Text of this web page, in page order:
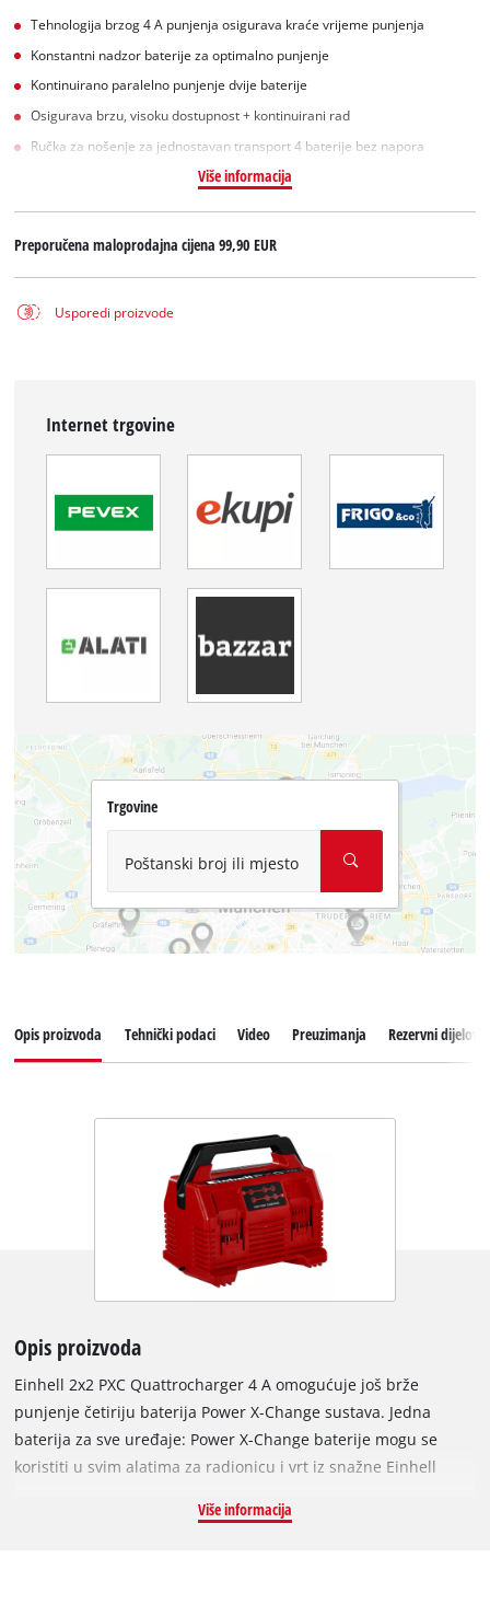
Tehnologija brzog 4 A punjenja osigurava kraće vrijeme punjenja
Konstantni nadzor baterije za optimalno punjenje
Kontinuirano paralelno punjenje dvije baterije
Osigurava brzu, visoku dostupnost + kontinuirani rad
Ručka za nošenje za jednostavan transport 4 baterije bez napora
Više informacija
Preporučena maloprodajna cijena99,90 EUR
Usporedi proizvode
Internet trgovine
Trgovine
Poštanski broj ili mjesto
Opis proizvoda Tehnički podaci Video Preuzimanja Rezervni dijelovi
Opis proizvoda
Einhell 2x2 PXC Quattrocharger 4 A omogućuje još brže
punjenje četiriju baterija Power X-Change sustava. Jedna
baterija za sve uređaje: Power X-Change baterije mogu se
koristiti u svim alatima za radionicu i vrt iz snažne Einhell
PXC baterijama. Kontinuirano i istodobno punjenje dviju
Više informacija